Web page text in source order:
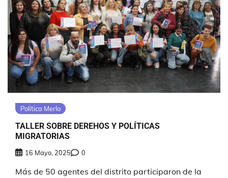
Politica Merlo
TALLER SOBRE DEREHOS Y POLÍTICAS
MIGRATORIAS
16 Mayo, 2025 0
Más de 50 agentes del distrito participaron de la